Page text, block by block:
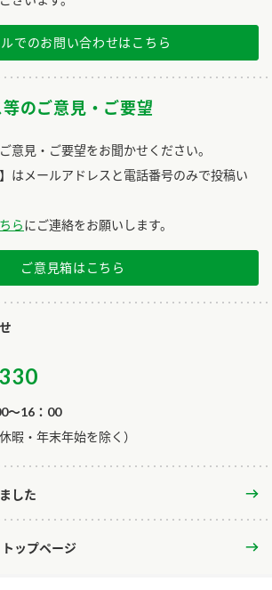
でのお問い合わせはこちら
のご意見・ご要望
意見・ご要望をお聞かせください。
はメールアドレスと電話番号のみで投稿い
らにご連絡をお願いします。
ご意見箱はこちら
～16：00
暇・年末年始を除く）
した
ップページ